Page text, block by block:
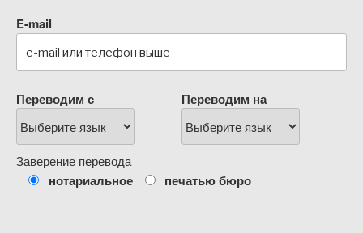
E-mail
Переводим с Переводим на
Заверение перевода
нотариальное печатью бюро